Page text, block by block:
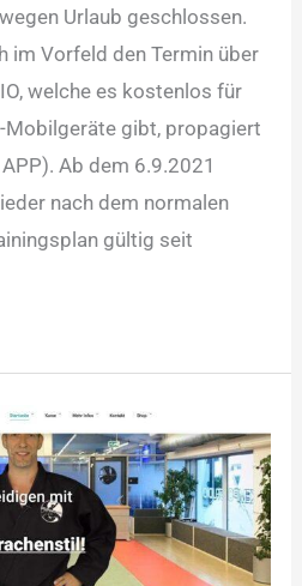
Urlaub geschlossen.
im Vorfeld den Termin über
welche es kostenlos für
Mobilgeräte gibt, propagiert
Ab dem 6.9.2021
nach dem normalen
gültig seit